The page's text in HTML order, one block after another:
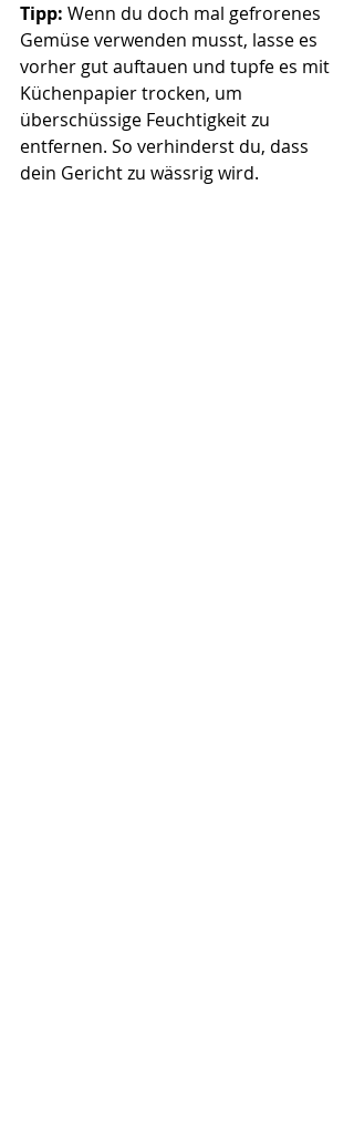
Tipp: Wenn du doch mal gefrorenes
Gemüse verwenden musst, lasse es
vorher gut auftauen und tupfe es mit
Küchenpapier trocken, um
überschüssige Feuchtigkeit zu
entfernen. So verhinderst du, dass
dein Gericht zu wässrig wird.